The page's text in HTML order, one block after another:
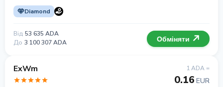
Diamond
Від 53 635 ADA
До 3 100 307 ADA Обміняти
ExWm 1 ADA =
0.16 EUR